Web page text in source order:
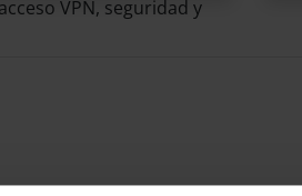
VPN, seguridad y